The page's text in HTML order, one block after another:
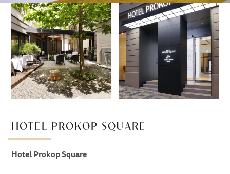
HOTEL PROKOP SQUARE
Hotel Prokop Square